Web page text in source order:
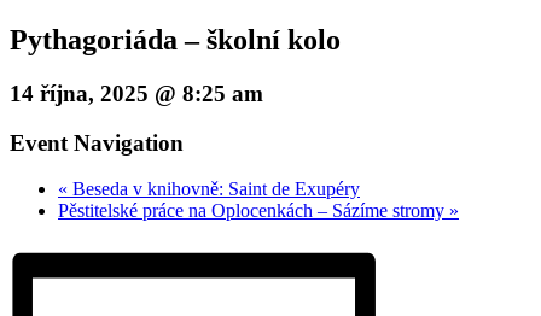
Pythagoriáda – školní kolo
14 října, 2025 @ 8:25 am
Event Navigation
« Beseda v knihovně: Saint de Exupéry
Pěstitelské práce na Oplocenkách – Sázíme stromy »